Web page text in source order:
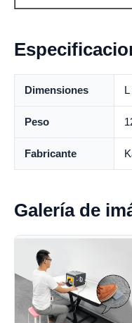
Dimensiones
Peso
Fabricante
Galería de